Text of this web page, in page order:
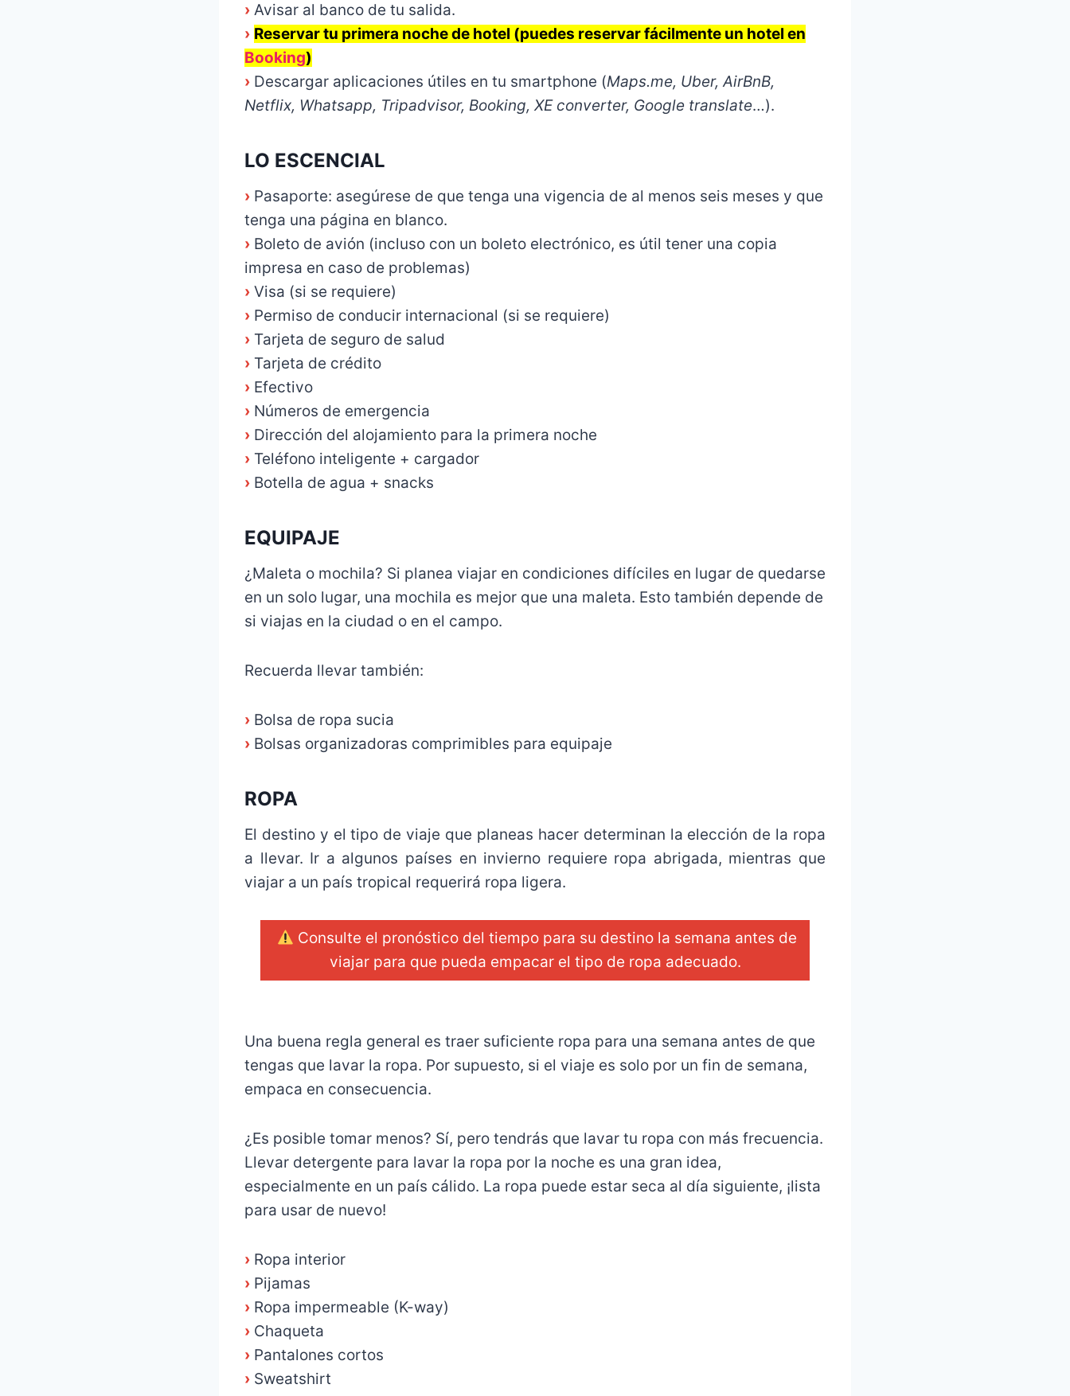
› Avisar al banco de tu salida.
› Reservar tu primera noche de hotel (puedes reservar fácilmente un hotel en
Booking)
› Descargar aplicaciones útiles en tu smartphone (Maps.me, Uber, AirBnB,
Netflix, Whatsapp, Tripadvisor, Booking, XE converter, Google translate…).
LO ESCENCIAL
› Pasaporte: asegúrese de que tenga una vigencia de al menos seis meses y que
tenga una página en blanco.
› Boleto de avión (incluso con un boleto electrónico, es útil tener una copia
impresa en caso de problemas)
› Visa (si se requiere)
› Permiso de conducir internacional (si se requiere)
› Tarjeta de seguro de salud
› Tarjeta de crédito
› Efectivo
› Números de emergencia
› Dirección del alojamiento para la primera noche
› Teléfono inteligente + cargador
› Botella de agua + snacks
EQUIPAJE
¿Maleta o mochila? Si planea viajar en condiciones difíciles en lugar de quedarse
en un solo lugar, una mochila es mejor que una maleta. Esto también depende de
si viajas en la ciudad o en el campo.
Recuerda llevar también:
› Bolsa de ropa sucia
› Bolsas organizadoras comprimibles para equipaje
ROPA
El destino y el tipo de viaje que planeas hacer determinan la elección de la ropa
a llevar. Ir a algunos países en invierno requiere ropa abrigada, mientras que
viajar a un país tropical requerirá ropa ligera.
Consulte el pronóstico del tiempo para su destino la semana antes de
viajar para que pueda empacar el tipo de ropa adecuado.
Una buena regla general es traer suficiente ropa para una semana antes de que
tengas que lavar la ropa. Por supuesto, si el viaje es solo por un fin de semana,
empaca en consecuencia.
¿Es posible tomar menos? Sí, pero tendrás que lavar tu ropa con más frecuencia.
Llevar detergente para lavar la ropa por la noche es una gran idea,
especialmente en un país cálido. La ropa puede estar seca al día siguiente, ¡lista
para usar de nuevo!
› Ropa interior
› Pijamas
› Ropa impermeable (K-way)
› Chaqueta
› Pantalones cortos
› Sweatshirt